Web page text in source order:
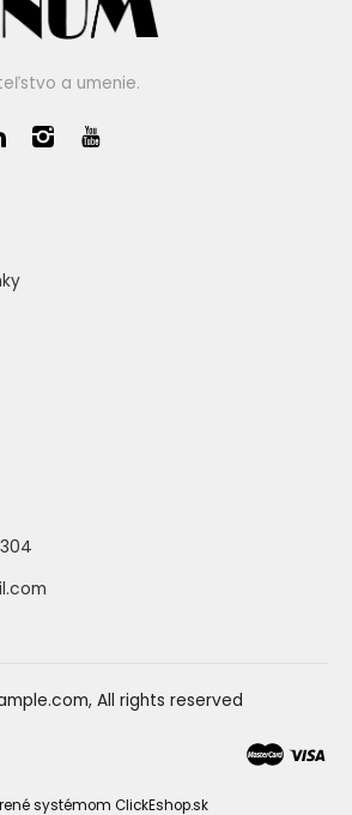
a umenie.
All rights reserved
systémom ClickEshop.sk